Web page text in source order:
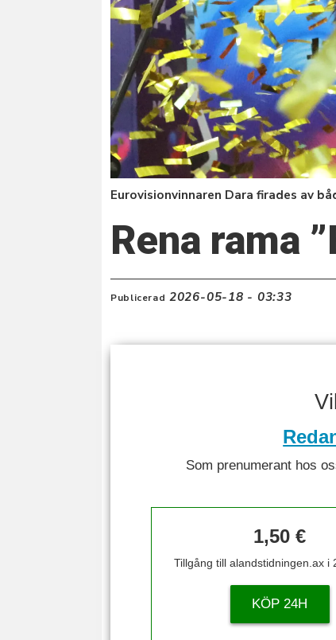
Eurovisionvinnaren Dara firades av
Rena rama
Publicerad 2026-05-18 - 03:33
Som prenumerant hos
1,50 €
Tillgång till alandstidningen.ax i
KÖP 24H